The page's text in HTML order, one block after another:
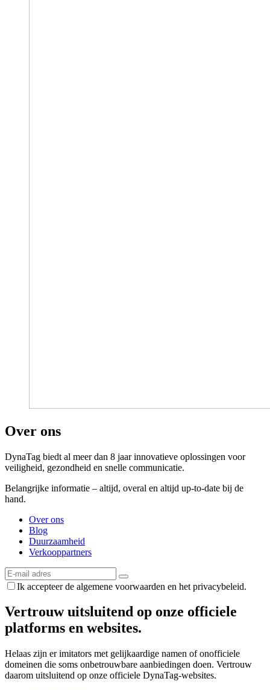
Over ons
DynaTag biedt al meer dan 8 jaar innovatieve oplossingen voor
veiligheid, gezondheid en snelle communicatie.
Belangrijke informatie – altijd, overal en altijd up-to-date bij de
hand.
Over ons
Blog
Duurzaamheid
Verkooppartners
Ik accepteer de algemene voorwaarden en het privacybeleid.
Vertrouw uitsluitend op onze officiele
platforms en websites.
Helaas zijn er imitators met gelijkaardige namen of onofficiele
domeinen die soms onbetrouwbare aanbiedingen doen. Vertrouw
daarom uitsluitend op onze officiele DynaTag-websites.